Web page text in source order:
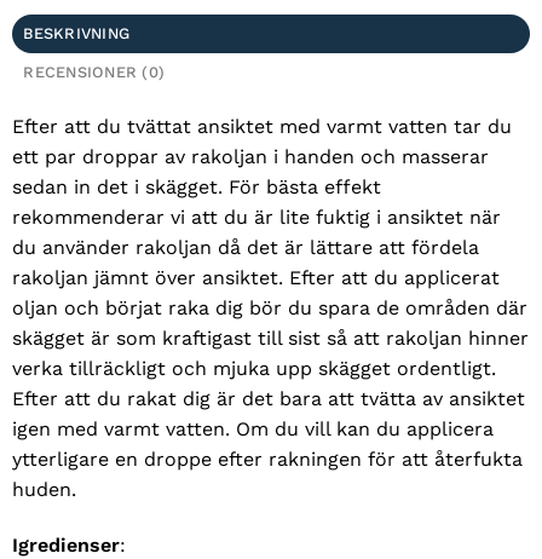
BESKRIVNING
RECENSIONER (0)
Efter att du tvättat ansiktet med varmt vatten tar du
ett par droppar av rakoljan i handen och masserar
sedan in det i skägget. För bästa effekt
rekommenderar vi att du är lite fuktig i ansiktet när
du använder rakoljan då det är lättare att fördela
rakoljan jämnt över ansiktet. Efter att du applicerat
oljan och börjat raka dig bör du spara de områden där
skägget är som kraftigast till sist så att rakoljan hinner
verka tillräckligt och mjuka upp skägget ordentligt.
Efter att du rakat dig är det bara att tvätta av ansiktet
igen med varmt vatten. Om du vill kan du applicera
ytterligare en droppe efter rakningen för att återfukta
huden.
Igredienser: